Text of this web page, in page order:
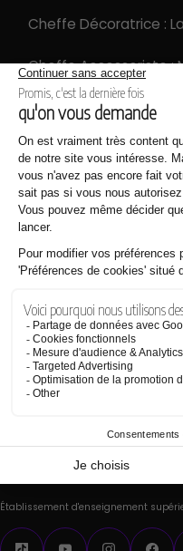
Cheffe Décoratrice :
Cheffe Accessoriste :
Scripte : Sacha Catalan
Régisseuse Générale :
Renfort Régie :
Chef Monteur : Théo
Photographe de
Découvrez les
L’ensemble des films
chaîne YouTube.
Visionner tous les
Établissement d'enseignement